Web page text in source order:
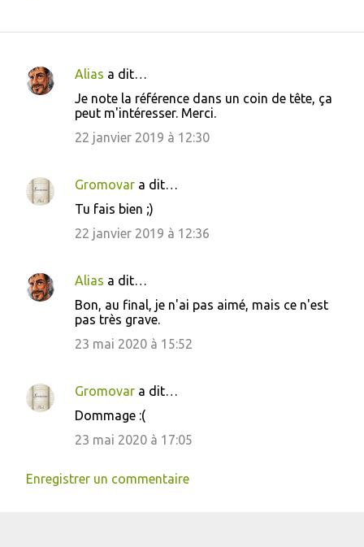
C
e
n
r
Alias a dit…
Je note la référence dans un coin de tête, ça
peut m'intéresser. Merci.
22 janvier 2019 à 12:30
Gromovar a dit…
Tu fais bien ;)
22 janvier 2019 à 12:36
Alias a dit…
Bon, au final, je n'ai pas aimé, mais ce n'est
pas très grave.
23 mai 2020 à 15:52
Gromovar a dit…
Dommage :(
23 mai 2020 à 17:05
Enregistrer un commentaire